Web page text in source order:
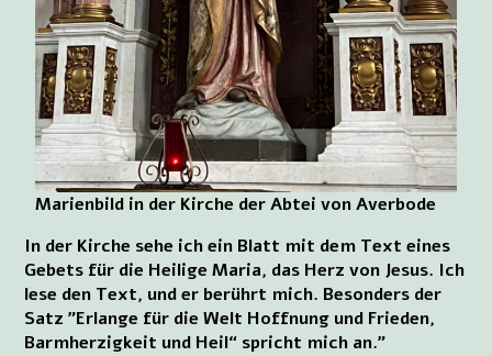
Marienbild in der Kirche der Abtei von Averbode
In der Kirche sehe ich ein Blatt mit dem Text eines
Gebets für die Heilige Maria, das Herz von Jesus. Ich
lese den Text, und er berührt mich. Besonders der
Satz ”Erlange für die Welt Hoffnung und Frieden,
Barmherzigkeit und Heil“ spricht mich an.”